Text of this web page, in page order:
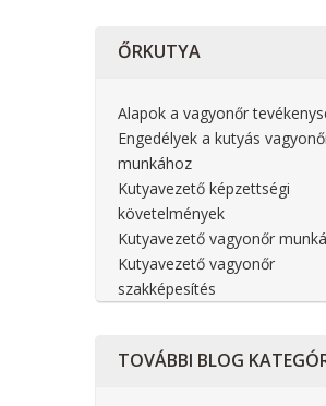
ŐRKUTYA
Alapok a vagyonőr
Engedélyek a kutyás
munkához
Kutyavezető képzettségi
követelmények
Kutyavezető vagyonőr
Kutyavezető vagyonőr
szakképesítés
TOVÁBBI BLOG